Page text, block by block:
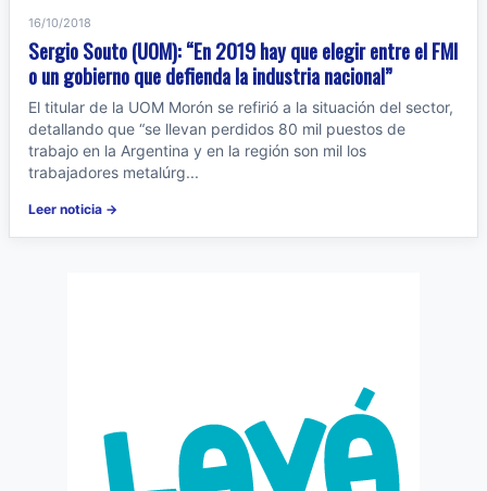
16/10/2018
Sergio Souto (UOM): “En 2019 hay que elegir entre el FMI
o un gobierno que defienda la industria nacional”
El titular de la UOM Morón se refirió a la situación del sector,
detallando que “se llevan perdidos 80 mil puestos de
trabajo en la Argentina y en la región son mil los
trabajadores metalúrg...
Leer noticia →